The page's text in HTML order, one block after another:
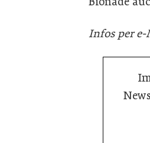
Infos per